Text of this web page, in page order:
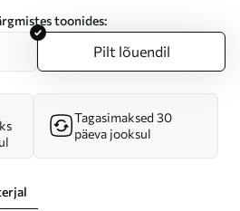
toonides:
Pilt lõuendil
Tagasimaksed 30
päeva jooksul